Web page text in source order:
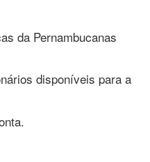
da Pernambucanas
disponíveis para a